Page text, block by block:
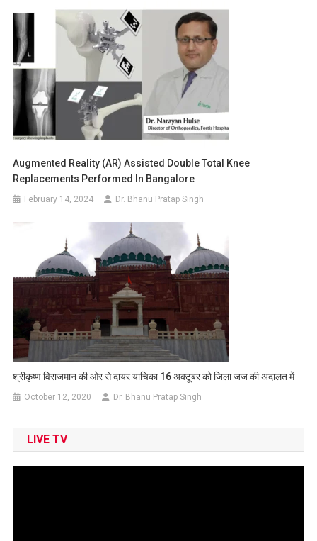
Augmented Reality (AR) Assisted Double Total Knee
Replacements Performed In Bangalore
February 14, 2024 Dr. Bhanu Pratap Singh
श्रीकृष्ण विराजमान की ओर से दायर याचिका 16 अक्टूबर को जिला जज की अदालत में
October 12, 2020 Dr. Bhanu Pratap Singh
LIVE TV